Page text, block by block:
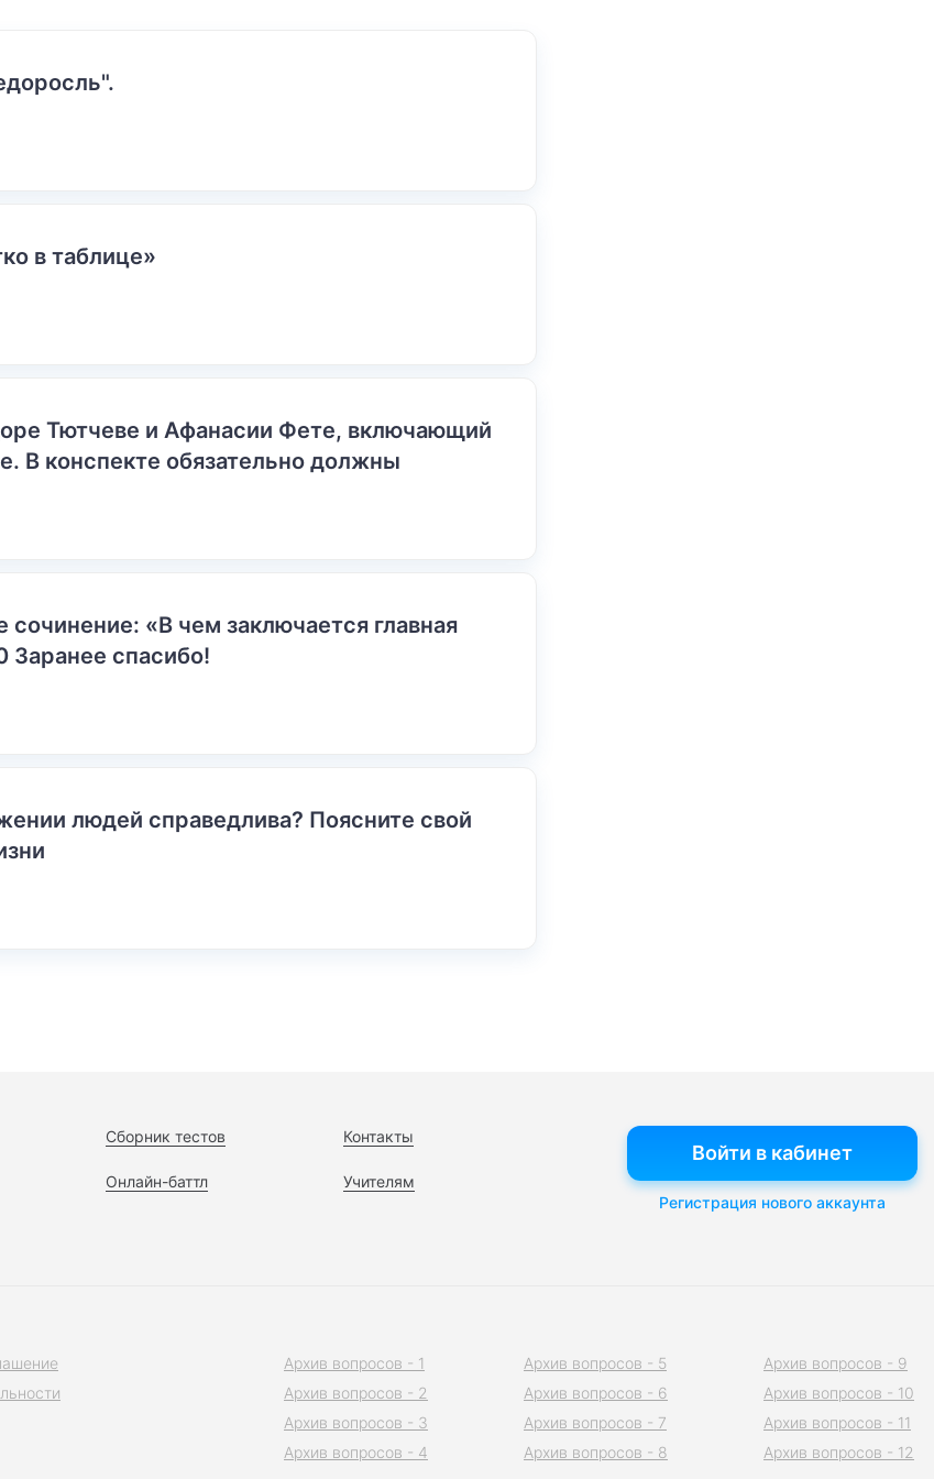
в таблице»
Тютчеве и Афанасии Фете, включающий
В конспекте обязательно должны
«В чем заключается главная
спасибо!
людей справедлива? Поясните свой
Сборник тестов
Онлайн-баттл
Контакты
Учителям
Войти в кабинет
Регистрация нового аккаунта
Архив вопросов - 1
Архив вопросов - 2
Архив вопросов - 3
Архив вопросов - 4
Архив вопросов - 5
Архив вопросов - 6
Архив вопросов - 7
Архив вопросов - 8
Архив вопросов - 9
Архив вопросов - 10
Архив вопросов - 11
Архив вопросов - 12